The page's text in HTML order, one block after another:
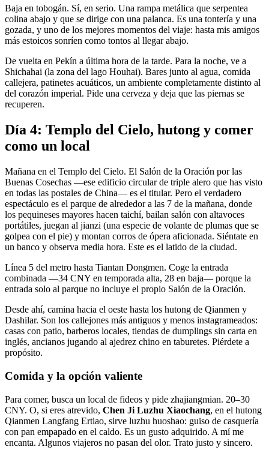
Baja en tobogán. Sí, en serio. Una rampa metálica que serpentea
colina abajo y que se dirige con una palanca. Es una tontería y una
gozada, y uno de los mejores momentos del viaje: hasta mis amigos
más estoicos sonríen como tontos al llegar abajo.
De vuelta en Pekín a última hora de la tarde. Para la noche, ve a
Shichahai (la zona del lago Houhai). Bares junto al agua, comida
callejera, patinetes acuáticos, un ambiente completamente distinto al
del corazón imperial. Pide una cerveza y deja que las piernas se
recuperen.
Día 4: Templo del Cielo, hutong y comer
como un local
Mañana en el Templo del Cielo. El Salón de la Oración por las
Buenas Cosechas —ese edificio circular de triple alero que has visto
en todas las postales de China— es el titular. Pero el verdadero
espectáculo es el parque de alrededor a las 7 de la mañana, donde
los pequineses mayores hacen taichí, bailan salón con altavoces
portátiles, juegan al jianzi (una especie de volante de plumas que se
golpea con el pie) y montan corros de ópera aficionada. Siéntate en
un banco y observa media hora. Este es el latido de la ciudad.
Línea 5 del metro hasta Tiantan Dongmen. Coge la entrada
combinada —34 CNY en temporada alta, 28 en baja— porque la
entrada solo al parque no incluye el propio Salón de la Oración.
Desde ahí, camina hacia el oeste hasta los hutong de Qianmen y
Dashilar. Son los callejones más antiguos y menos instagrameados:
casas con patio, barberos locales, tiendas de dumplings sin carta en
inglés, ancianos jugando al ajedrez chino en taburetes. Piérdete a
propósito.
Comida y la opción valiente
Para comer, busca un local de fideos y pide zhajiangmian. 20–30
CNY. O, si eres atrevido, Chen Ji Luzhu Xiaochang, en el hutong
Qianmen Langfang Ertiao, sirve luzhu huoshao: guiso de casquería
con pan empapado en el caldo. Es un gusto adquirido. A mí me
encanta. Algunos viajeros no pasan del olor. Trato justo y sincero.